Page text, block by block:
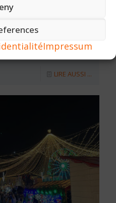
Impressum
de Prahova |
LIRE AUSSI ...